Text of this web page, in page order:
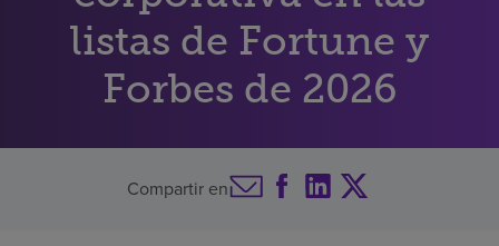
o
Recursos de salud
Buscar un centro
listas de Fortune y
Forbes de 2026
Compartir en